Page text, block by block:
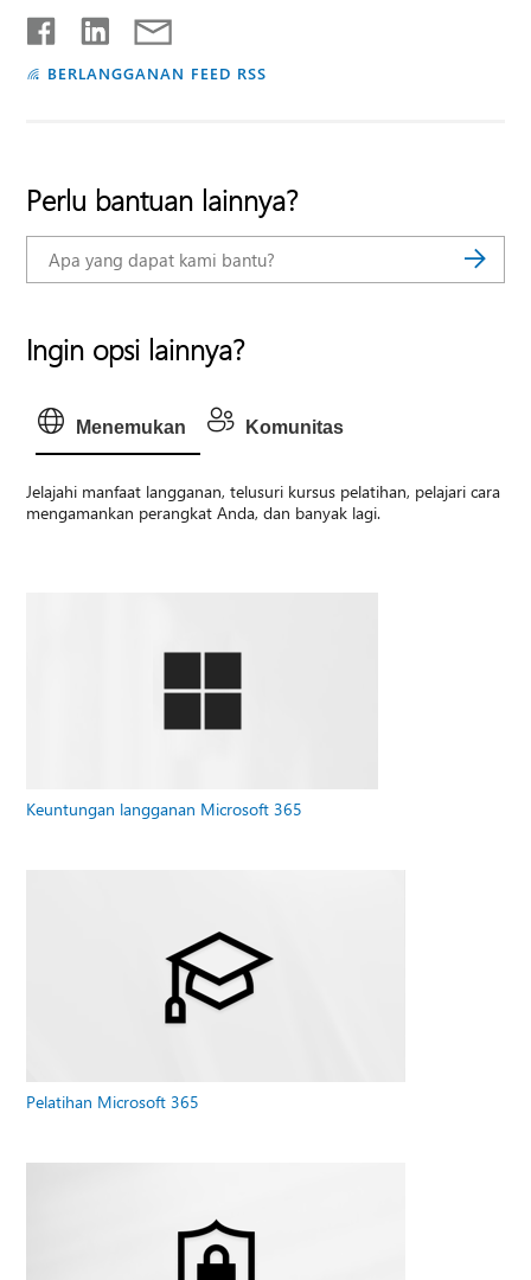
BERLANGGANAN FEED RSS
Perlu bantuan lainnya?
Ingin opsi lainnya?
Menemukan Komunitas
Jelajahi manfaat langganan, telusuri kursus pelatihan, pelajari cara
mengamankan perangkat Anda, dan banyak lagi.
Keuntungan langganan Microsoft 365
Pelatihan Microsoft 365